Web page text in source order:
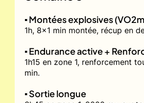
▪️ Montées explosives
1h, 8x1 min montée, récup en
▪️ Endurance active +
1h15 en zone 1, renforcement
min.
▪️ Sortie longue